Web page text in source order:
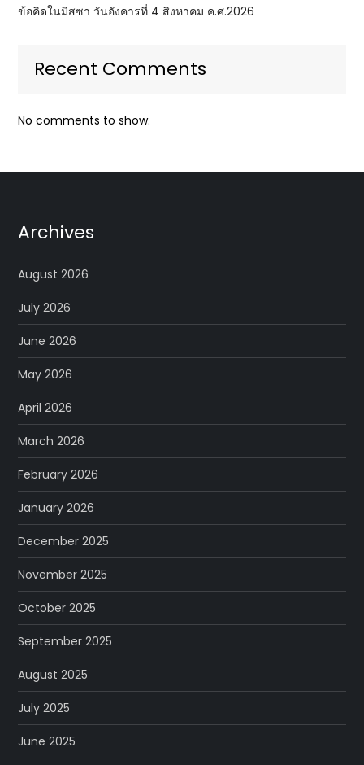
ข้อคิดในมิสซา วันอังคารที่ 4 สิงหาคม ค.ศ.2026
Recent Comments
No comments to show.
Archives
August 2026
July 2026
June 2026
May 2026
April 2026
March 2026
February 2026
January 2026
December 2025
November 2025
October 2025
September 2025
August 2025
July 2025
June 2025